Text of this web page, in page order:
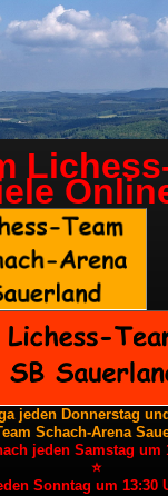
jeden Donnerstag
Schach-Arena
jeden Samstag um
⭐
Sonntag um 13:30